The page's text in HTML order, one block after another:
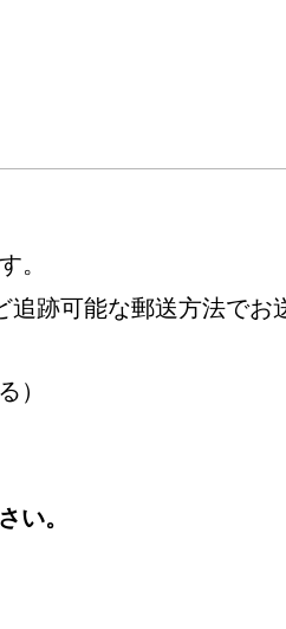
。
追跡可能な郵送方法でお
）
い。